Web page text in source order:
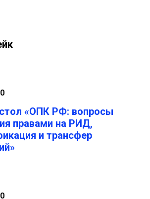
«ОПК РФ: вопросы
правами на РИД,
и трансфер